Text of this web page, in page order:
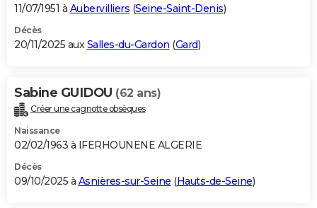
S'inscrire
Se connecter
Lycées
Collèges
Primaires
Universités
Entreprises
Service militaire
Avis de recherche
AVIS DE DÉCÈS
Bricolage
Lifestyle
Culture
Sport
Auto
Television
Voyage
Cinema
11/07/1951 à Aubervilliers (Seine-Saint-Denis)
Décès
20/11/2025 auxSalles-du-Gardon (Gard)
Sabine GUIDOU (62 ans)
Créer une cagnotte obsèques
Naissance
02/02/1963 à IFERHOUNENE ALGERIE
Décès
09/10/2025 à Asnières-sur-Seine (Hauts-de-Seine)